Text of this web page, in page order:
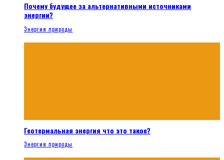
Почему будущее за альтернативными источниками
энергии?
Энергия природы
Геотермальная энергия что это такое?
Энергия природы